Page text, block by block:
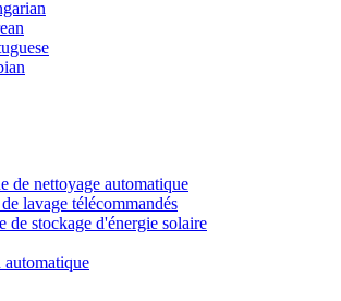
de nettoyage automatique
lavage télécommandés
de stockage d'énergie solaire